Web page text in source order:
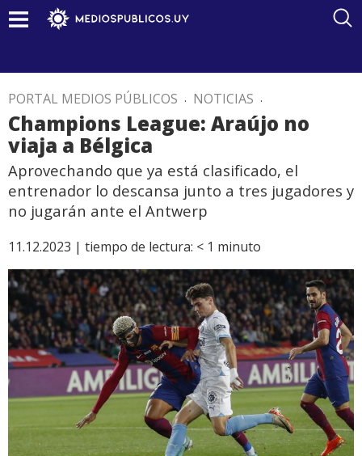
PORTAL MEDIOS PÚBLICOS . NOTICIAS .
Champions League: Araújo no
viaja a Bélgica
Aprovechando que ya está clasificado, el
entrenador lo descansa junto a tres jugadores y
no jugarán ante el Antwerp
11.12.2023 | tiempo de lectura: < 1 minuto